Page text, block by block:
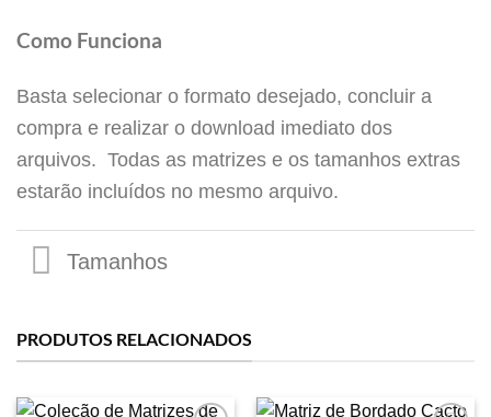
Como Funciona
Basta selecionar o formato desejado, concluir a
compra e realizar o download imediato dos
arquivos. Todas as matrizes e os tamanhos extras
estarão incluídos no mesmo arquivo.
PRODUTOS RELACIONADOS